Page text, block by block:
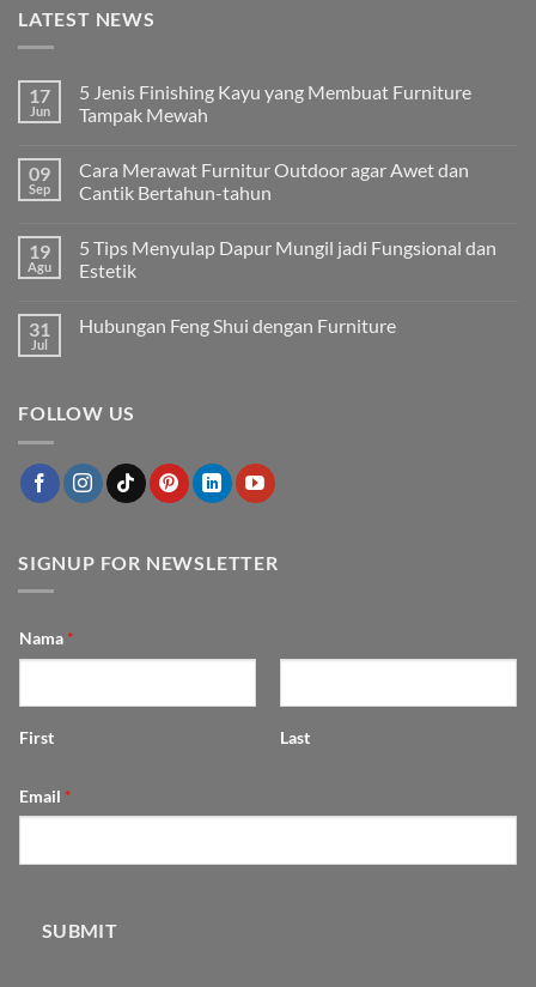
LATEST NEWS
17
Jun
5 Jenis Finishing Kayu yang Membuat Furniture
Tampak Mewah
komentar
pada
5
Kayu
yang
Membuat
Mewah
09
Sep
Cara Merawat Furnitur Outdoor agar Awet dan
Cantik Bertahun-tahun
komentar
pada
Cara
Outdoor
tahun
19
Agu
5 Tips Menyulap Dapur Mungil jadi Fungsional dan
Estetik
komentar
Mungil
dan
Estetik
31
Jul
Hubungan Feng Shui dengan Furniture
Hubungan
Furniture
FOLLOW US
SIGNUP FOR NEWSLETTER
Nama *
First Last
Email *
SUBMIT